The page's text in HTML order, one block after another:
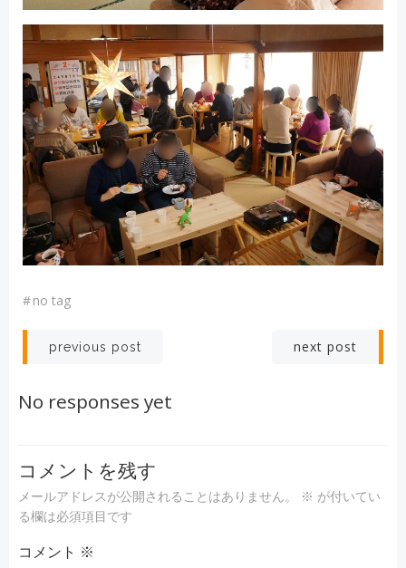
#no tag
投
稿
ビ
ゲ
previous post
ビ
next post
No responses yet
コメントを残す
メールアドレスが公開されることはありません。 ※ が付いてい
る欄は必須項目です
コメント ※